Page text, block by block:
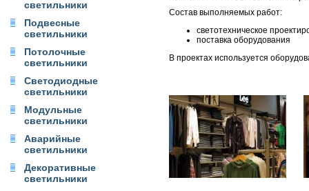
светильники
Подвесные
светильники
Потолочные
светильники
Светодиодные
светильники
Модульные
светильники
Аварийные
светильники
Декоративные
светильники
Состав выполняемых работ:
светотехническое
поставка оборудования
В проектах используется